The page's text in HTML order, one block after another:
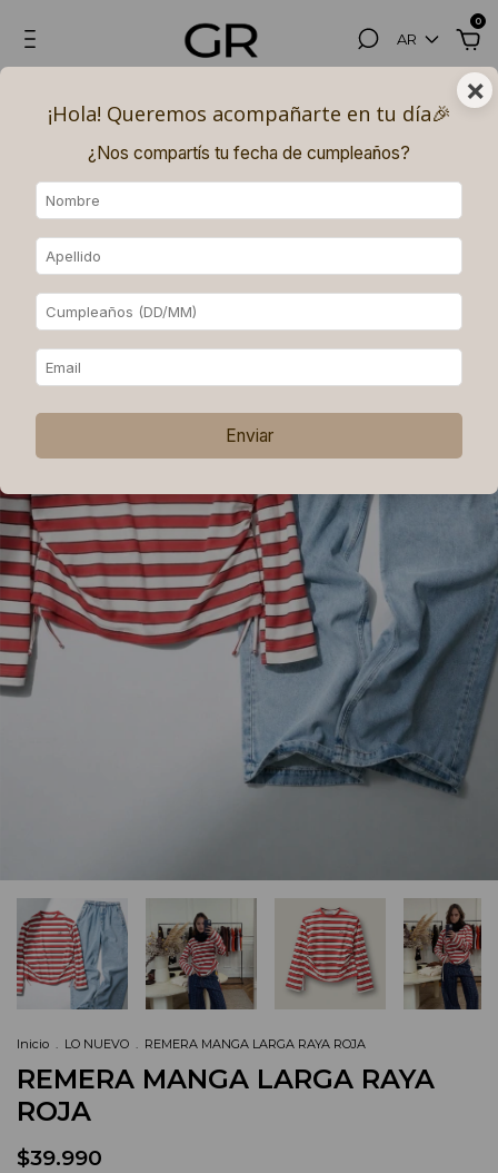
AR
0
PAGOS SIN INTERÉS con MERCADO PAGO.
Inicio . LO NUEVO . REMERA MANGA LARGA RAYA ROJA
REMERA MANGA LARGA RAYA
ROJA
$39.990
×
¡Hola! Queremos acompañarte en tu día🎉​
¿Nos compartís tu fecha de cumpleaños?
Enviar